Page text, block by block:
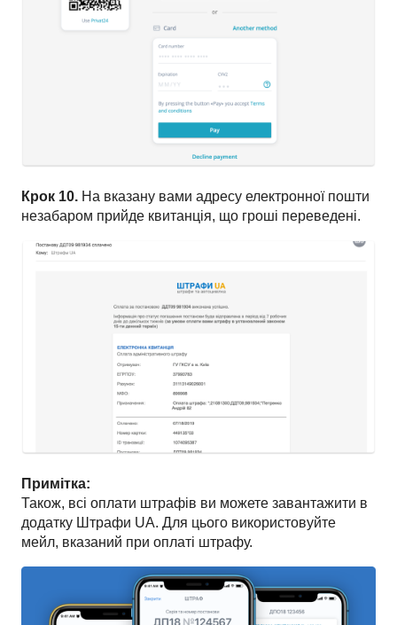
Крок 10. На вказану вами адресу електронної пошти
незабаром прийде квитанція, що гроші переведені.
Примітка:
Також, всі оплати штрафів ви можете завантажити в
додатку Штрафи UA. Для цього використовуйте
мейл, вказаний при оплаті штрафу.